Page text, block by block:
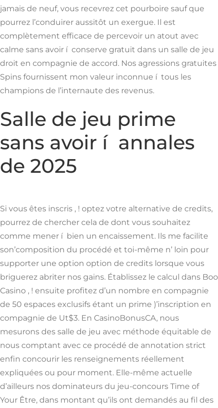
jamais de neuf, vous recevrez cet pourboire sauf que
pourrez l’conduirer aussitôt un exergue. Il est
complètement efficace de percevoir un atout avec
calme sans avoir í conserve gratuit dans un salle de jeu
droit en compagnie de accord. Nos agressions gratuites
Spins fournissent mon valeur inconnue í tous les
champions de l’internaute des revenus.
Salle de jeu prime
sans avoir í annales
de 2025
Si vous êtes inscris , ! optez votre alternative de credits,
pourrez de chercher cela de dont vous souhaitez
comme mener í bien un encaissement. Ils me facilite
son’composition du procédé et toi-même n’ loin pour
supporter une option option de credits lorsque vous
briguerez abriter nos gains. Établissez le calcul dans Boo
Casino , ! ensuite profitez d’un nombre en compagnie
de 50 espaces exclusifs étant un prime )’inscription en
compagnie de Ut$3. En CasinoBonusCA, nous
mesurons des salle de jeu avec méthode équitable de
nous comptant avec ce procédé de annotation strict
enfin concourir les renseignements réellement
expliquées ou pour moment. Elle-même actuelle
d’ailleurs nos dominateurs du jeu-concours Time of
Your Être, dans montant qu’ils ont demandés au fil des